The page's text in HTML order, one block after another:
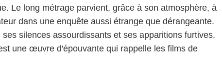
Le long métrage parvient, grâce à son atmosphère, à
dans une enquête aussi étrange que dérangeante.
silences assourdissants et ses apparitions furtives,
une œuvre d'épouvante qui rappelle les films de